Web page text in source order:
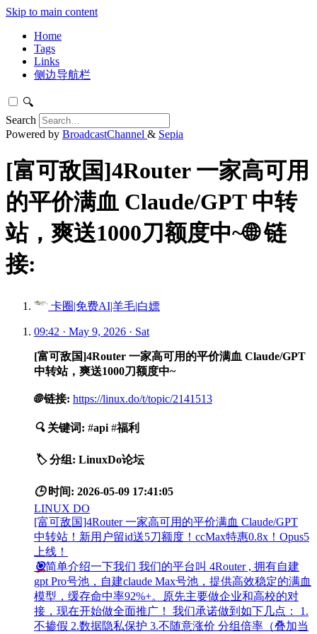
Skip to main content
Home
Tags
Links
侧边导航栏
🔍
Search
Powered by BroadcastChannel & Sepia
[富可敌国]4Router 一家高可用
的平价满血 Claude/GPT 中转
站，爽送1000刀额度中~🌐 链
接:
卡圈|免费AI|羊毛|白嫖
09:42 · May 9, 2026 · Sat
[富可敌国]4Router 一家高可用的平价满血 Claude/GPT
中转站，爽送1000刀额度中~
🌐 链接: https://linux.do/t/topic/2141513
🔍 关键词: #api #福利
🏷️ 分组: LinuxDo论坛
🕒 时间: 2026-05-09 17:41:05
LINUX DO
[富可敌国]4Router 一家高可用的平价满血 Claude/GPT
中转站！新用户留id送5刀额度！ccMax特惠0.8x！Opus5
上线！
🎯简单介绍一下我们 我们的平台叫 4Router , 拥有自建
gpt Pro号池，自建claude Max号池，提供高效稳定的满血
模型，缓存命中率92%+。原先主要做企业和高校的对
接，现在开始做全面推广！ 我们承诺做到如下几点： 1.
不掺假 2.数据隐私保护 3.不随意涨价 分组倍率（叠加当